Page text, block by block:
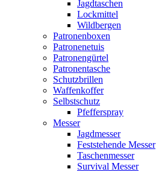
Jagdtaschen
Lockmittel
Wildbergen
Patronenboxen
Patronenetuis
Patronengürtel
Patronentasche
Schutzbrillen
Waffenkoffer
Selbstschutz
Pfefferspray
Messer
Jagdmesser
Feststehende Messer
Taschenmesser
Survival Messer